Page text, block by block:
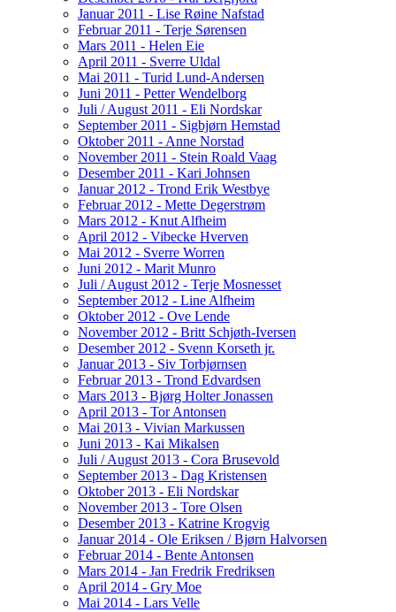
Januar 2011 - Lise Røine Nafstad
Februar 2011 - Terje Sørensen
Mars 2011 - Helen Eie
April 2011 - Sverre Uldal
Mai 2011 - Turid Lund-Andersen
Juni 2011 - Petter Wendelborg
Juli / August 2011 - Eli Nordskar
September 2011 - Sigbjørn Hemstad
Oktober 2011 - Anne Norstad
November 2011 - Stein Roald Vaag
Desember 2011 - Kari Johnsen
Januar 2012 - Trond Erik Westbye
Februar 2012 - Mette Degerstrøm
Mars 2012 - Knut Alfheim
April 2012 - Vibecke Hverven
Mai 2012 - Sverre Worren
Juni 2012 - Marit Munro
Juli / August 2012 - Terje Mosnesset
September 2012 - Line Alfheim
Oktober 2012 - Ove Lende
November 2012 - Britt Schjøth-Iversen
Desember 2012 - Svenn Korseth jr.
Januar 2013 - Siv Torbjørnsen
Februar 2013 - Trond Edvardsen
Mars 2013 - Bjørg Holter Jonassen
April 2013 - Tor Antonsen
Mai 2013 - Vivian Markussen
Juni 2013 - Kai Mikalsen
Juli / August 2013 - Cora Brusevold
September 2013 - Dag Kristensen
Oktober 2013 - Eli Nordskar
November 2013 - Tore Olsen
Desember 2013 - Katrine Krogvig
Januar 2014 - Ole Eriksen / Bjørn Halvorsen
Februar 2014 - Bente Antonsen
Mars 2014 - Jan Fredrik Fredriksen
April 2014 - Gry Moe
Mai 2014 - Lars Velle